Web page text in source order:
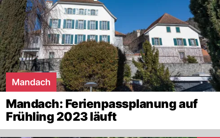
Mandach
Mandach: Ferienpassplanung auf
Frühling 2023 läuft